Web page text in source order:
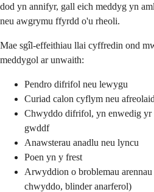
dod yn annifyr, gall eich meddyg yn
neu awgrymu ffyrdd o'u rheoli.
Mae sgîl-effeithiau llai cyffredin ond
meddygol ar unwaith:
Pendro difrifol neu lewygu
Curiad calon cyflym neu
Chwyddo difrifol, yn enwedig yr
gwddf
Anawsterau anadlu neu lyncu
Poen yn y frest
Arwyddion o broblemau
chwyddo, blinder anarferol)